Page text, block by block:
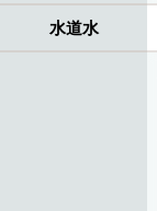
水道水